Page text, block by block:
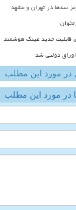
سدها در تهران و مشهد
قابلیت جدید عینک هوشمند
اوراق دولتی شد
در مورد این مطلب
در مورد این مطلب